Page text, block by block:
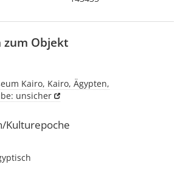
Objekt
Kairo, Kairo, Ägypten,
unsicher
Kulturepoche